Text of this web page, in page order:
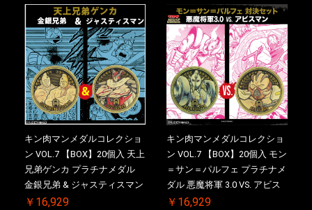
売品)付
ル(非売品)付
キン肉マンメダルコレクショ
ン VOL.7 【BOX】20個入 天上
兄弟ゲンカ プラチナメダル
金銀兄弟 & ジャスティスマン
2.0 初回シリアルNO.入 ケース
￥16,929
キン肉マンメダルコレクショ
ン VOL.7 【BOX】20個入 モン
＝サン＝パルフェ プラチナメ
ダル 悪魔将軍 3.0 VS. アビス
マン 初回シリアルNO.入 ケー
￥16,929